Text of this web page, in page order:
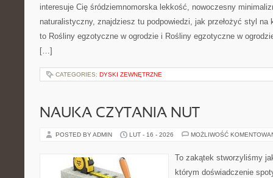
interesuje Cię śródziemnomorska lekkość, nowoczesny
naturalistyczny, znajdziesz tu podpowiedzi, jak przełożyć styl na
to Rośliny egzotyczne w ogrodzie i Rośliny egzotyczne w
[…]
CATEGORIES: DYSKI ZEWNĘTRZNE
NAUKA CZYTANIA NUT
POSTED BY ADMIN LUT - 16 - 2026 MOŻLIWOŚĆ
To zakątek stworzyliśmy
którym doświadczenie